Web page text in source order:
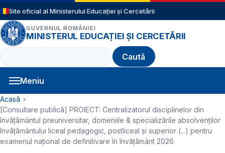
Sari la conținutul principal
Site oficial al Ministerului Educației și Cercetării
GUVERNUL ROMÂNIEI
MINISTERUL EDUCAȚIEI ȘI CERCETĂRII
Caută
Meniu
Navigație principală
Cale de navigare
Acasă
[Consultare publică] PROIECT: Centralizatorul disciplinelor din
învăţământul preuniversitar, domeniile & specializările absolvenţilor
învăţământului liceal pedagogic, postliceal şi superior (...) pentru
examenul naţional de definitivare în învăţământ 2026